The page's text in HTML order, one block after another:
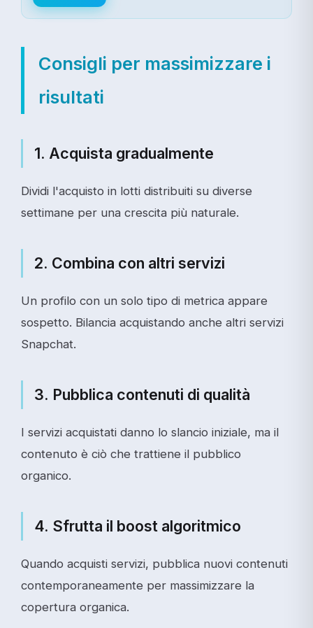
Consigli per massimizzare i
risultati
1. Acquista gradualmente
Dividi l'acquisto in lotti distribuiti su diverse
settimane per una crescita più naturale.
2. Combina con altri servizi
Un profilo con un solo tipo di metrica appare
sospetto. Bilancia acquistando anche altri servizi
Snapchat.
3. Pubblica contenuti di qualità
I servizi acquistati danno lo slancio iniziale, ma il
contenuto è ciò che trattiene il pubblico
organico.
4. Sfrutta il boost algoritmico
Quando acquisti servizi, pubblica nuovi contenuti
contemporaneamente per massimizzare la
copertura organica.